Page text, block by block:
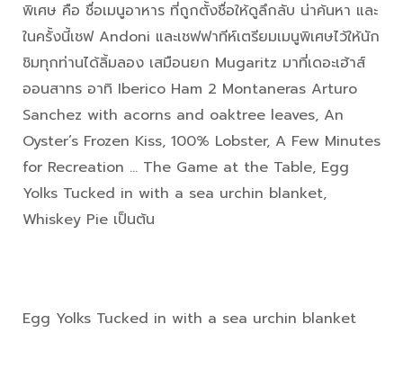
พิเศษ คือ ชื่อเมนูอาหาร ที่ถูกตั้งชื่อให้ดูลึกลับ น่าค้นหา และ
ในครั้งนี้เชฟ Andoni และเชฟฟาทีห์เตรียมเมนูพิเศษไว้ให้นัก
ชิมทุกท่านได้ลิ้มลอง เสมือนยก Mugaritz มาที่เดอะเฮ้าส์
ออนสาทร อาทิ Iberico Ham 2 Montaneras Arturo
Sanchez with acorns and oaktree leaves, An
Oyster’s Frozen Kiss, 100% Lobster, A Few Minutes
for Recreation … The Game at the Table, Egg
Yolks Tucked in with a sea urchin blanket,
Whiskey Pie เป็นต้น
Egg Yolks Tucked in with a sea urchin blanket